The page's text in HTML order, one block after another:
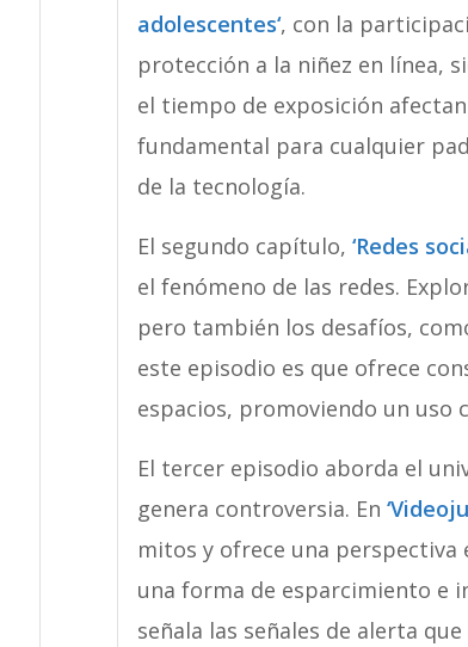
adolescentes‘, con la
protección a la niñez en línea,
el tiempo de exposición
fundamental para cualquier
de la tecnología.
El segundo capítulo, ‘Redes
el fenómeno de las redes.
pero también los desafíos,
este episodio es que ofrece
espacios, promoviendo un uso
El tercer episodio aborda el
genera controversia. En
mitos y ofrece una perspectiva
una forma de esparcimiento e
señala las señales de alerta